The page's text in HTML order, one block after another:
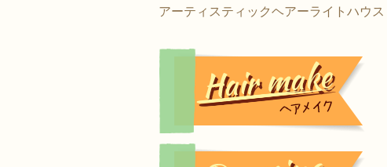
アーティスティックヘアーライトハウス